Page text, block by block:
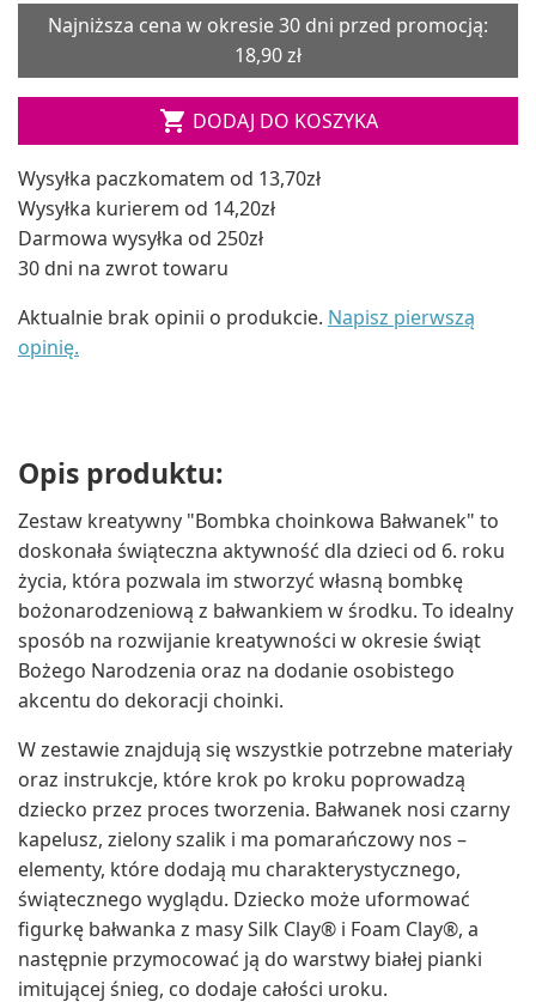
Najniższa cena w okresie 30 dni przed promocją:
18,90 zł
 DODAJ DO KOSZYKA
Wysyłka paczkomatem od 13,70zł
Wysyłka kurierem od 14,20zł
Darmowa wysyłka od 250zł
30 dni na zwrot towaru
Aktualnie brak opinii o produkcie. Napisz pierwszą
opinię.
Opis produktu:
Zestaw kreatywny "Bombka choinkowa Bałwanek" to
doskonała świąteczna aktywność dla dzieci od 6. roku
życia, która pozwala im stworzyć własną bombkę
bożonarodzeniową z bałwankiem w środku. To idealny
sposób na rozwijanie kreatywności w okresie świąt
Bożego Narodzenia oraz na dodanie osobistego
akcentu do dekoracji choinki.
W zestawie znajdują się wszystkie potrzebne materiały
oraz instrukcje, które krok po kroku poprowadzą
dziecko przez proces tworzenia. Bałwanek nosi czarny
kapelusz, zielony szalik i ma pomarańczowy nos –
elementy, które dodają mu charakterystycznego,
świątecznego wyglądu. Dziecko może uformować
figurkę bałwanka z masy Silk Clay® i Foam Clay®, a
następnie przymocować ją do warstwy białej pianki
imitującej śnieg, co dodaje całości uroku.